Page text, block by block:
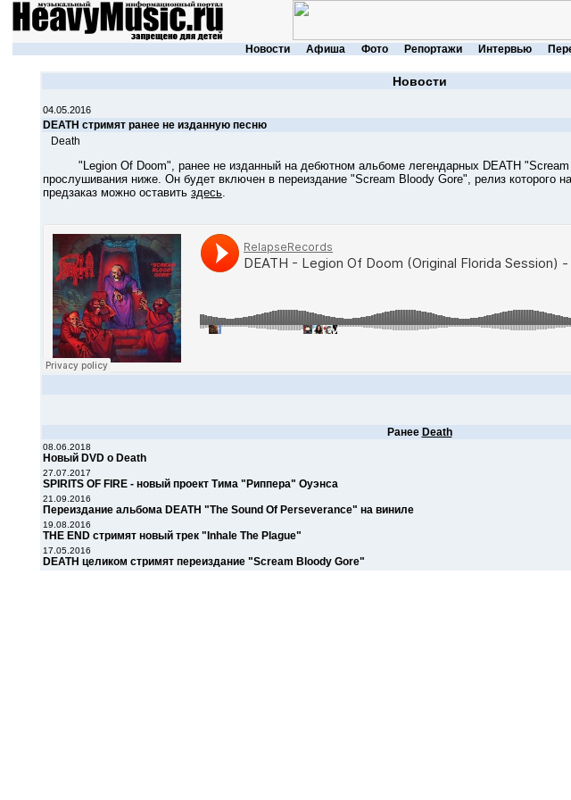
Новости Афиша Фото Репортажи Интервью
Новости
04.05.2016
DEATH стримят ранее не изданную песню
Death
"Legion Of Doom", ранее не изданный на дебютном альбоме легендарных DEATH "Scream
прослушивания ниже. Он будет включен в переиздание "Scream Bloody Gore", релиз которого
предзаказ можно оставить здесь.
Ранее Death
08.06.2018
Новый DVD о Death
27.07.2017
SPIRITS OF FIRE - новый проект Тима "Риппера" Оуэнса
21.09.2016
Переиздание альбома DEATH "The Sound Of Perseverance" на виниле
19.08.2016
THE END стримят новый трек "Inhale The Plague"
17.05.2016
DEATH целиком стримят переиздание "Scream Bloody Gore"